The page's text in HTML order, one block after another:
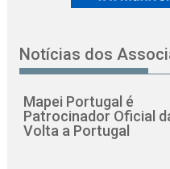
Notícias dos
Mapei Portugal é
Patrocinador Oficial
Volta a Portugal